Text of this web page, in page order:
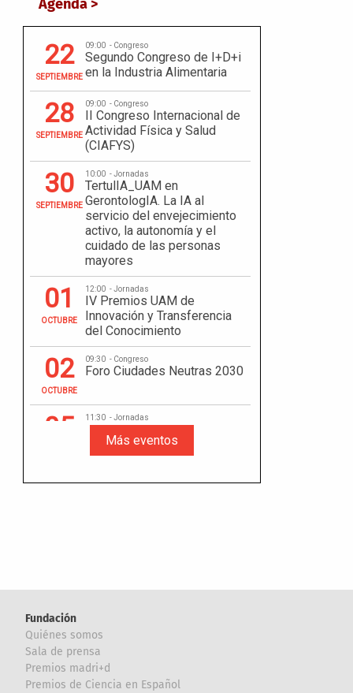
Agenda >
Fundación
Quiénes somos
Sala de prensa
Premios madri+d
Premios de Ciencia en Español